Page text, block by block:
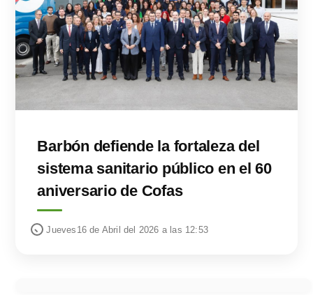
Barbón defiende la fortaleza del
sistema sanitario público en el 60
aniversario de Cofas
Jueves16 de Abril del 2026 a las 12:53